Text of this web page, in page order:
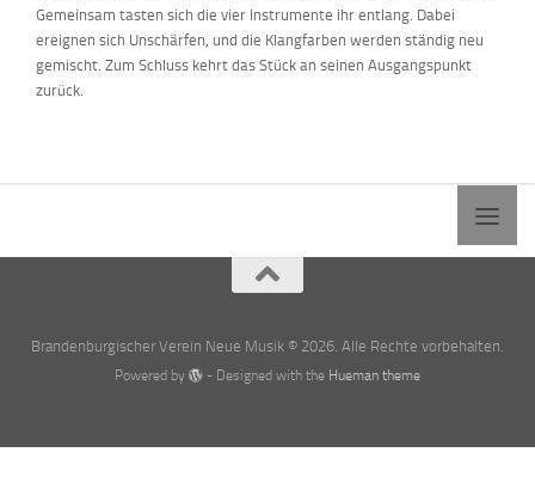
Gemeinsam tasten sich die vier Instrumente ihr entlang. Dabei
ereignen sich Unschärfen, und die Klangfarben werden ständig neu
gemischt. Zum Schluss kehrt das Stückan seinen Ausgangspunkt
zurück.
Brandenburgischer Verein Neue Musik © 2026. Alle Rechte vorbehalten.
Powered by - Designed with the Hueman theme